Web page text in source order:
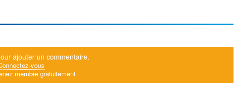
ajouter un commentaire.
vous
membre gratuitement